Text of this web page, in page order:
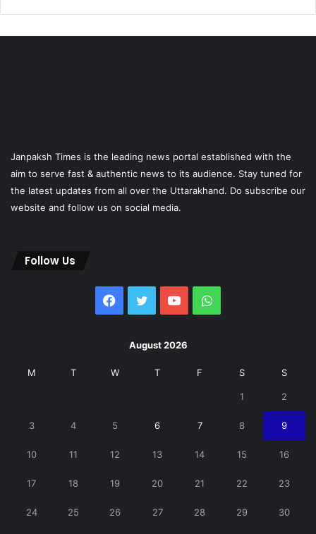
Janpaksh Times is the leading news portal established with the
aim to serve fast & authentic news to its audience. Stay tuned for
the latest updates from all over the Uttarakhand. Do subscribe our
website and follow us on social media.
Follow Us
Facebook
Twitter YouTubeWhatsApp
August 2026
M T W T F S S
1 2
3 4 5 6 7 8 9
10 11 12 13 14 15 16
17 18 19 20 21 22 23
24 25 26 27 28 29 30